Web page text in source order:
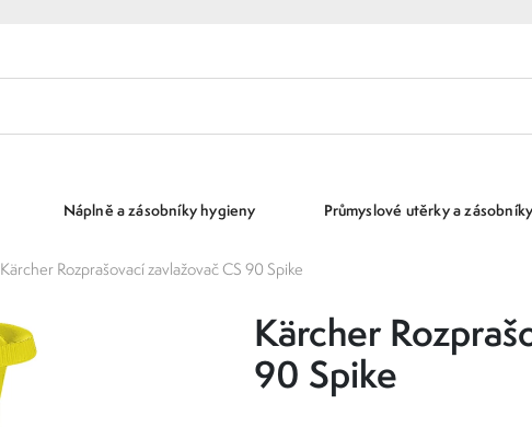
Náplně a zásobníky hygieny Průmyslové utěrky a zásobníky
Kärcher Rozprašovací zavlažovač CS 90 Spike
Kärcher
90 Spike